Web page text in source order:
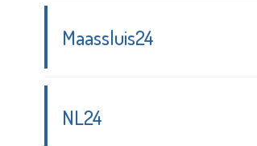
Maassluis24
NL24